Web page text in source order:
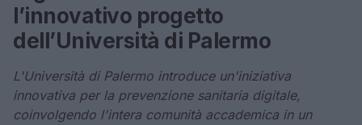
l’innovativo progetto
dell’Università di Palermo
L'Università di Palermo introduce un'iniziativa
innovativa per la prevenzione sanitaria digitale,
coinvolgendo l'intera comunità accademica in un